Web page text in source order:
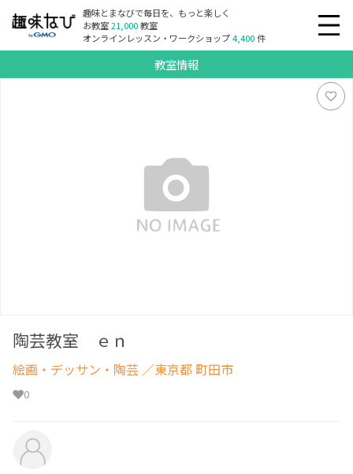
趣味とまなびで毎日を、もっと楽しく
お教室21,000教室
オンラインレッスン・ワークショップ4,400件
教室情報
陶芸教室 ｅｎ
絵画・デッサン・陶芸 ／東京都 町田市
0